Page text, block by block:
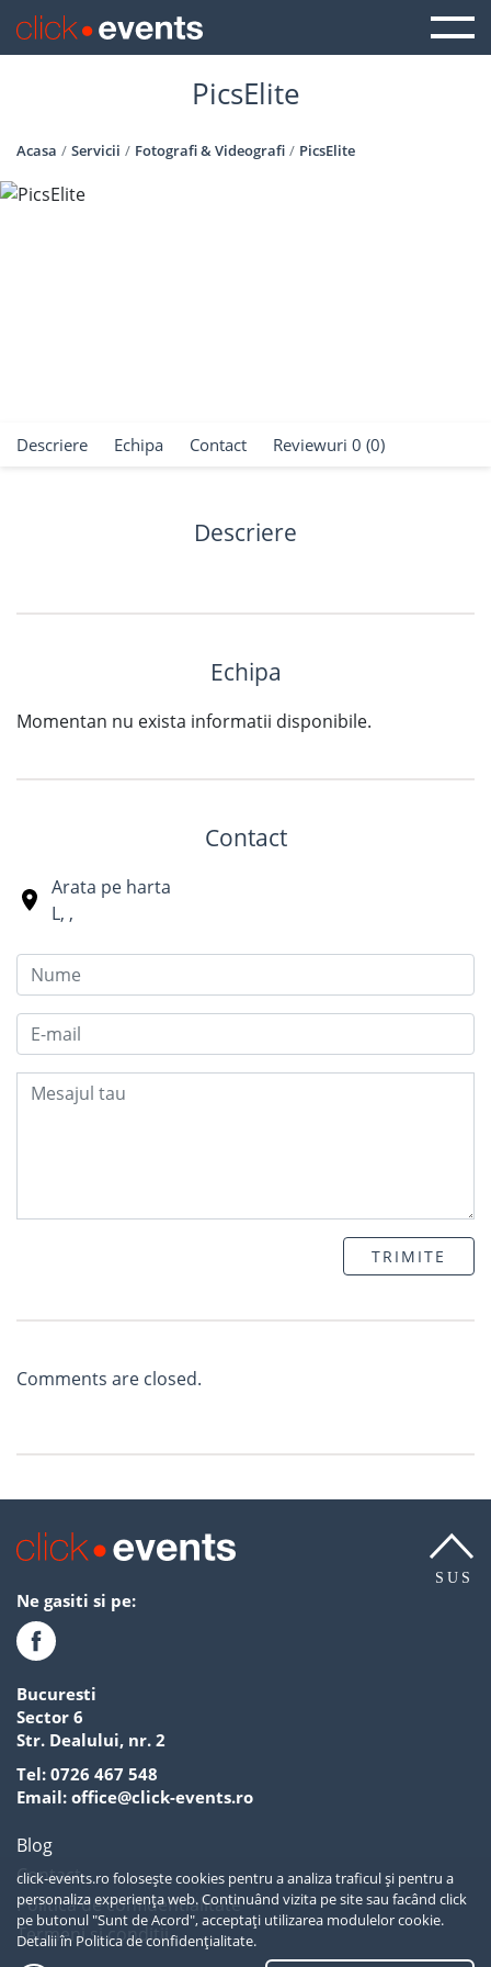
click-events.ro folosește cookies pentru a analiza traficul și pentru a
personaliza experiența web. Continuând vizita pe site sau facând click
pe butonul "Sunt de Acord", acceptați utilizarea modulelor cookie.
Detalii în Politica de confidențialitate.
PicsElite
Acasa Servicii Fotografi & Videografi PicsElite
Descriere Echipa Contact Reviewuri 0 (0)
Descriere
Echipa
Momentan nu exista informatii disponibile.
Contact
Arata pe harta
L, ,
TRIMITE
Comments are closed.
SUS
Ne gasiti si pe:
Bucuresti
Sector 6
Str. Dealului, nr. 2
Tel: 0726 467 548
Email: office@click-events.ro
Blog
Contact
Politica de confidentialitate
Termeni si conditii